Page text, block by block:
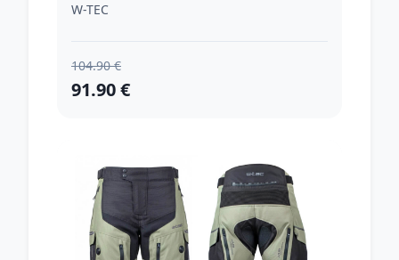
W-TEC
104.90 €
91.90 €